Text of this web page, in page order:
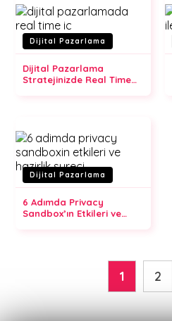
Dijital Pazarlama
Dijital Pazarlama
Stratejinizde Real Time
Dijital Pazarlama
6 Adımda Privacy
Sandbox’ın Etkileri ve
1 2